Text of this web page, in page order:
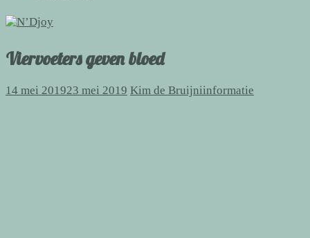
Viervoeters geven bloed
14 mei 201923 mei 2019 Kim de Bruijniinformatie